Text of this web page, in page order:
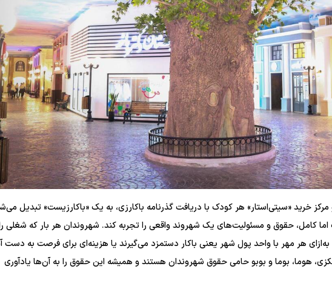
خرید «سیتی‌استار» هر کودک با دریافت گذرنامه‌ باکارزی، به یک «باکارزیست» تبدیل
کامل، حقوق و مسئولیت‌های یک شهروند واقعی را تجربه کند. شهروندان هر بار که شغلی
هر مهر با واحد پول شهر یعنی باکار دستمزد می‌گیرند یا هزینه‌ای برای فرصت به دست
مکزی، هوما، بوما و بوبو حامی حقوق شهروندان هستند و همیشه این حقوق را به آن‌ها یادآوری